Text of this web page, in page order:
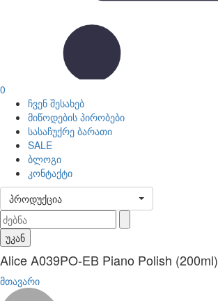
0
ჩვენ შესახებ
მიწოდების პირობები
სასაჩუქრე ბარათი
SALE
ბლოგი
კონტაქტი
პროდუქცია
უკან
Alice A039PO-EB Piano Polish (200ml)
მთავარი